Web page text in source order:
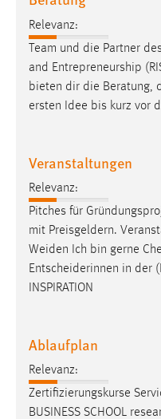
Relevanz:
Team und die Partner
and Entrepreneurship
bieten dir die Beratung,
ersten Idee bis kurz vor
Veranstaltungen
Relevanz:
Pitches für
mit Preisgeldern.
Weiden Ich bin gerne
Entscheiderinnen in der
INSPIRATION
Ablaufplan
Relevanz:
Zertifizierungskurse
BUSINESS SCHOOL
Name:
staticfilecache
Zweck:
Für performante
gespeichert, ob man
Name:
site-language-
Zweck:
Das Cookie speichert
Cookie Laufzeit:
30 Tage
Chat
Name:
MibewSessionID,
chat-frame-style-